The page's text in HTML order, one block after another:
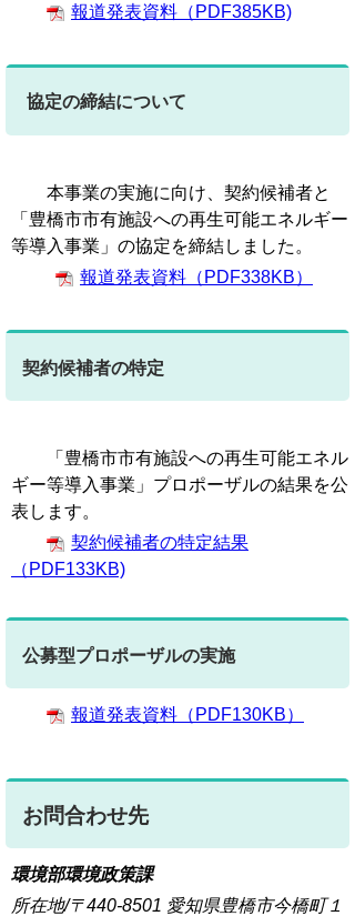
報道発表資料（PDF385KB)
協定の締結について
本事業の実施に向け、契約候補者と
「豊橋市市有施設への再生可能エネルギー
等導入事業」の協定を締結しました。
報道発表資料（PDF338KB）
契約候補者の特定
「豊橋市市有施設への再生可能エネル
ギー等導入事業」プロポーザルの結果を公
表します。
契約候補者の特定結果
（PDF133KB)
公募型プロポーザルの実施
報道発表資料（PDF130KB）
お問合わせ先
環境部環境政策課
所在地/〒440-8501 愛知県豊橋市今橋町１